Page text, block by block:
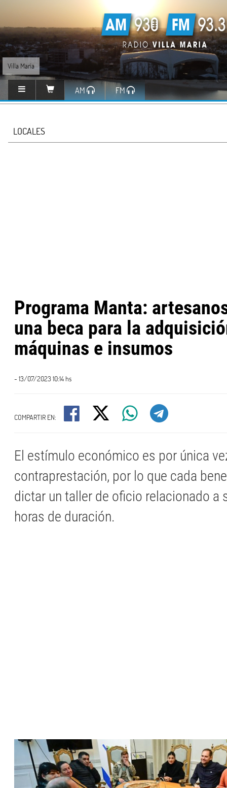
Villa María
AM FM
LOCALES
Programa Manta:
una beca para la
máquinas e insumos
- 13/07/2023 10:14 hs
COMPARTIR EN:
El estímulo económico es por única
contraprestación, por lo que cada
dictar un taller de oficio relacionado a
horas de duración.